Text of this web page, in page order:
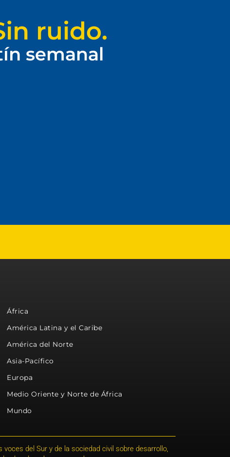
ruido.
semanal
África
América Latina y el Caribe
América del Norte
Asia-Pacífico
Europa
Medio Oriente y Norte de África
Mundo
del Sur y de la sociedad civil sobre desarrollo,